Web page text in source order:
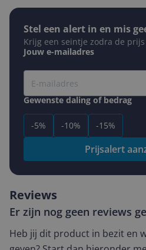
Stel een alert in en mis
Krijg een seintje zodra de
Jouw e-mailadres
Gewenste daling of bedrag
-5% -10% -15%
Prijsalert
Reviews
Er zijn nog geen reviews
Heb jij dit product in bezit en